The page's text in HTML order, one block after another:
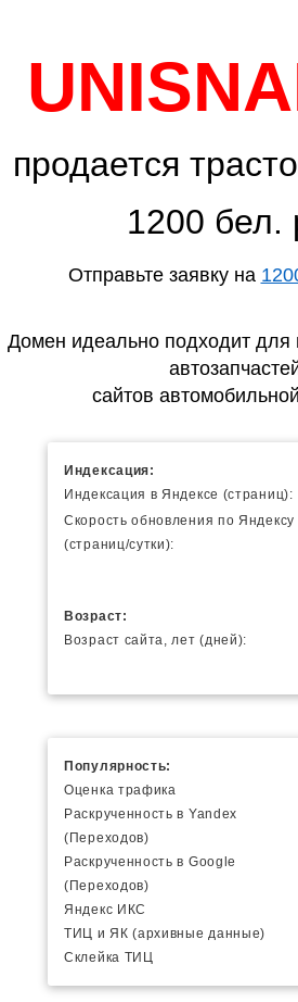
продается
1200 бел.
Отправьте заявку на
Домен идеально подходит для
сайтов
Индексация:
Индексация в Яндексе (страниц):
Скорость обновления по Яндексу
(страниц/сутки):
Возраст:
Возраст сайта, лет (дней):
Популярность:
Оценка трафика
Раскрученность в Yandex
(Переходов)
Раскрученность в Google
(Переходов)
Яндекс ИКС
ТИЦ и ЯК (архивные данные)
Склейка ТИЦ